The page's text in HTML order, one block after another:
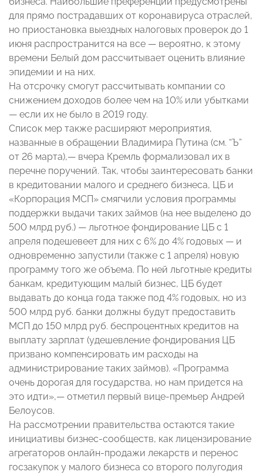
для прямо пострадавших от коронавируса отраслей,
но приостановка выездных налоговых проверок до 1
июня распространится на все — вероятно, к этому
времени Белый дом рассчитывает оценить влияние
эпидемии и на них.
На отсрочку смогут рассчитывать компании со
снижением доходов более чем на 10% или убытками
— если их не было в 2019 году.
Список мер также расширяют мероприятия,
названные в обращении Владимира Путина (см. “Ъ”
от 26 марта),— вчера Кремль формализовал их в
перечне поручений. Так, чтобы заинтересовать банки
в кредитовании малого и среднего бизнеса, ЦБ и
«Корпорация МСП» смягчили условия программы
поддержки выдачи таких займов (на нее выделено до
500 млрд руб.) — льготное фондирование ЦБ с 1
апреля подешевеет для них с 6% до 4% годовых — и
одновременно запустили (также с 1 апреля) новую
программу того же объема. По ней льготные кредиты
банкам, кредитующим малый бизнес, ЦБ будет
выдавать до конца года также под 4% годовых, но из
500 млрд руб. банки должны будут предоставить
МСП до 150 млрд руб. беспроцентных кредитов на
выплату зарплат (удешевление фондирования ЦБ
призвано компенсировать им расходы на
администрирование таких займов). «Программа
очень дорогая для государства, но нам придется на
это идти»,— отметил первый вице-премьер Андрей
Белоусов.
На рассмотрении правительства остаются такие
инициативы бизнес-сообществ, как лицензирование
агрегаторов онлайн-продажи лекарств и перенос
госзакупок у малого бизнеса со второго полугодия